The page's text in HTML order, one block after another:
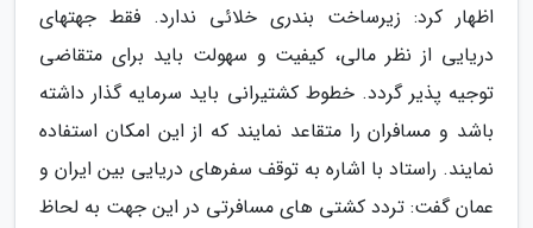
اظهار کرد: زیرساخت بندری خلائی ندارد. فقط جهتهای
دریایی از نظر مالی، کیفیت و سهولت باید برای متقاضی
توجیه پذیر گردد. خطوط کشتیرانی باید سرمایه گذار داشته
باشد و مسافران را متقاعد نمایند که از این امکان استفاده
نمایند. راستاد با اشاره به توقف سفرهای دریایی بین ایران و
عمان گفت: تردد کشتی های مسافرتی در این جهت به لحاظ